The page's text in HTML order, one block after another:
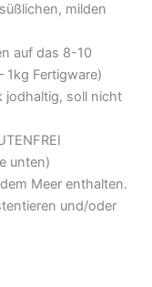
milden
auf das 8-10
1kg Fertigware)
jodhaltig, soll nicht
unten)
Meer enthalten.
und/oder